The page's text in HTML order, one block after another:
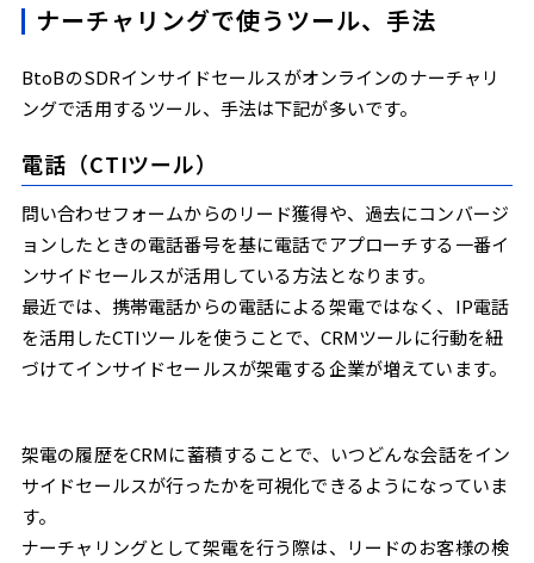
ナーチャリングで使うツール、手法
BtoBのSDRインサイドセールスがオンラインのナーチャリ
ングで活用するツール、手法は下記が多いです。
電話（CTIツール）
問い合わせフォームからのリード獲得や、過去にコンバージ
ョンしたときの電話番号を基に電話でアプローチする一番イ
ンサイドセールスが活用している方法となります。
最近では、携帯電話からの電話による架電ではなく、IP電話
を活用したCTIツールを使うことで、CRMツールに行動を紐
づけてインサイドセールスが架電する企業が増えています。
架電の履歴をCRMに蓄積することで、いつどんな会話をイン
サイドセールスが行ったかを可視化できるようになっていま
す。
ナーチャリングとして架電を行う際は、リードのお客様の検